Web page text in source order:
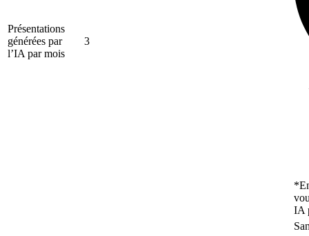
Présentations
générées par
l’IA par mois
3
IA